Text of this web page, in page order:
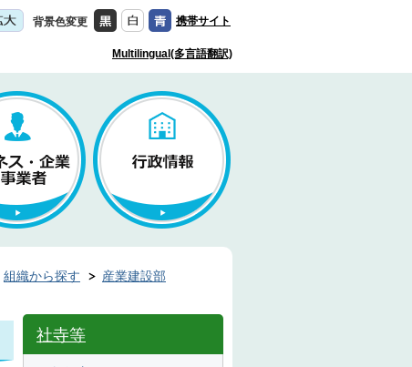
背景色変更 携帯サイト
Multilingual(多言語翻訳)
組織から探す
産業建設部
社寺等